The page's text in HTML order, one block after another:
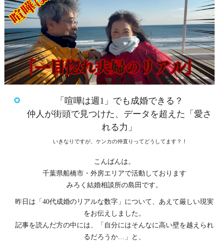
「喧嘩は週1」でも成婚できる？
仲人が街頭で見つけた、データを超えた「愛さ
れる力」
いきなりですが、ケンカの仲直りってどうしてます？！
こんばんは。
千葉県船橋市・外房エリアで活動しております
みろく結婚相談所の島田です。
昨日は「40代成婚のリアルな数字」について、あえて厳しい現実
をお伝えしました。
記事を読んだ方の中には、「自分にはそんなに高い壁を越えられ
るだろうか…」と、